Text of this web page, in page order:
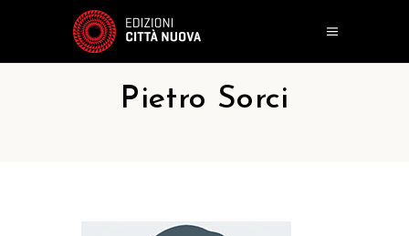
Pietro Sorci